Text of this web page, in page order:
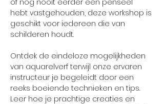
of nog nooit eerder een penseel
hebt vastgehouden, deze workshop is
geschikt voor iedereen die van
schilderen houdt.
Ontdek de eindeloze mogelijkheden
van aquarelverf terwijl onze ervaren
instructeur je begeleidt door een
reeks boeiende technieken en tips.
Leer hoe je prachtige creaties en